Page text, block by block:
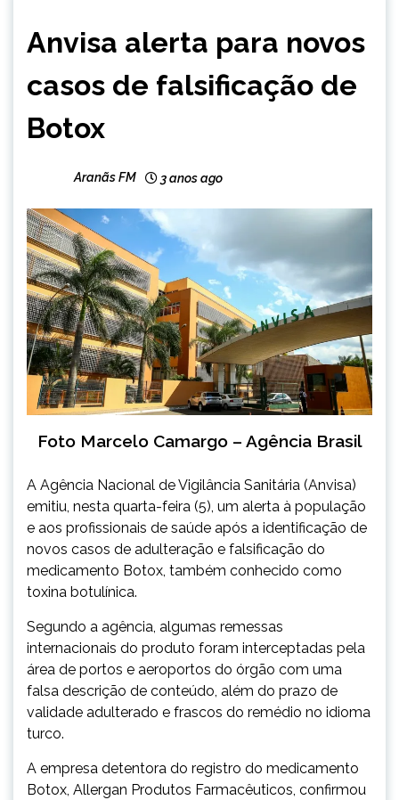
NOTÍCIAS
Anvisa alerta para novos
casos de falsificação de
Botox
Aranãs FM 3 anos ago
Foto Marcelo Camargo – Agência Brasil
A Agência Nacional de Vigilância Sanitária (Anvisa)
emitiu, nesta quarta-feira (5), um alerta à população
e aos profissionais de saúde após a identificação de
novos casos de adulteração e falsificação do
medicamento Botox, também conhecido como
toxina botulínica.
Segundo a agência, algumas remessas
internacionais do produto foram interceptadas pela
área de portos e aeroportos do órgão com uma
falsa descrição de conteúdo, além do prazo de
validade adulterado e frascos do remédio no idioma
turco.
A empresa detentora do registro do medicamento
Botox, Allergan Produtos Farmacêuticos, confirmou